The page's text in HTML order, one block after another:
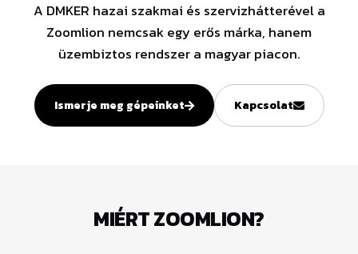
A DMKER hazai szakmai és szervizhátterével a
Zoomlion nemcsak egy erős márka, hanem
üzembiztos rendszer a magyar piacon.
Ismerje meg gépeinket Kapcsolat
MIÉRT ZOOMLION?